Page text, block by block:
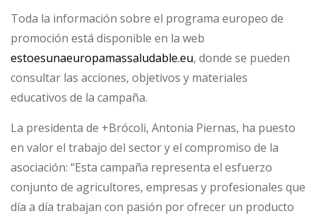
Toda la información sobre el programa europeo de
promoción está disponible en la web
estoesunaeuropamassaludable.eu, donde se pueden
consultar las acciones, objetivos y materiales
educativos de la campaña.
La presidenta de +Brócoli, Antonia Piernas, ha puesto
en valor el trabajo del sector y el compromiso de la
asociación: “Esta campaña representa el esfuerzo
conjunto de agricultores, empresas y profesionales que
día a día trabajan con pasión por ofrecer un producto